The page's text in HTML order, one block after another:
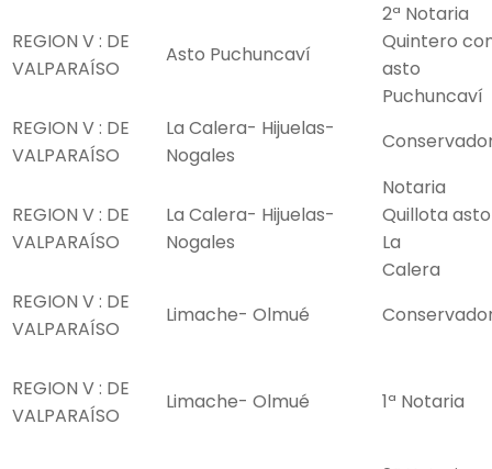
REGION V : DE
VALPARAÍSO
Asto Puchuncaví
2ª Notaria
Quintero
asto
Puchuncaví
REGION V : DE
VALPARAÍSO
La Calera- Hijuelas-
Nogales
REGION V : DE
VALPARAÍSO
La Calera- Hijuelas-
Nogales
Notaria
Quillota asto
La
Calera
REGION V : DE
VALPARAÍSO
Limache- Olmué
REGION V : DE
VALPARAÍSO
Limache- Olmué 1ª Notaria